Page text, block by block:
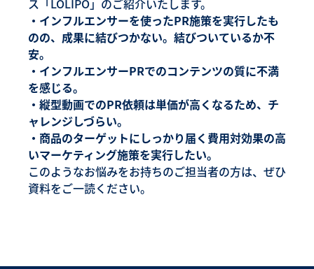
ス「LOLIPO」のご紹介いたします。
・インフルエンサーを使ったPR施策を実行したも
のの、成果に結びつかない。結びついているか不
安。
・インフルエンサーPRでのコンテンツの質に不満
を感じる。
・縦型動画でのPR依頼は単価が高くなるため、チ
ャレンジしづらい。
・商品のターゲットにしっかり届く費用対効果の高
いマーケティング施策を実行したい。
このようなお悩みをお持ちのご担当者の方は、ぜひ
資料をご一読ください。